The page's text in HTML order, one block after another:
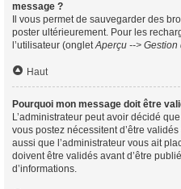
message ?
Il vous permet de sauvegarder des
poster ultérieurement. Pour les
l’utilisateur (ongletAperçu -->
Haut
Pourquoi mon message doit être
L’administrateur peut avoir décidé
vous postez nécessitent d’être
aussi que l’administrateur vous ait
doivent être validés avant d’être
d’informations.